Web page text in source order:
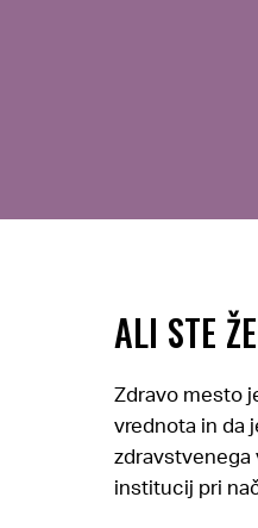
ALI STE
Zdravo mesto
vrednota in da
zdravstvenega
institucij pri